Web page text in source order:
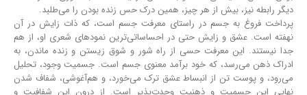
دیگر رابطه نیز، بیش از هر چیز، همین درک حس زنده بودن را می‌طلبد.
پرداخت فروغ به جسم در راستای معرفت جسم است، که ذات زایش در آن
نهفته است. عشق و زایش حتی در احساساتی‎‌ترین نمودهای شعری او، از هم
جدا نیستند. این معرفت حسی از راه شور و شوق زیستن و زنده ماندن، به
ادراک ذهن می‌رسد، که خود برآمد معنوی جسم است. جسمیت وجود، تحلیل
می‌رود، و پوست تن از انبساط عشق ترک می‌خورد، و هم‌آغوشی، شفاف شدن
نهایی این جسمیت و ذهنیت وحدت‌پذیر است. از درون این شفافیت و